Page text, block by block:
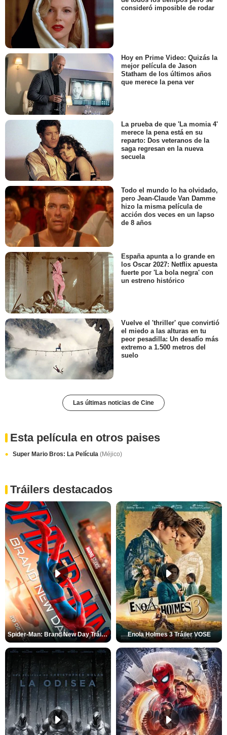
consideró imposible de rodar
Hoy en Prime Video: Quizás la
mejor película de Jason
Statham de los últimos años
que merece la pena ver
La prueba de que 'La momia 4'
merece la pena está en su
reparto: Dos veteranos de la
saga regresan en la nueva
secuela
Todo el mundo lo ha olvidado,
pero Jean-Claude Van Damme
hizo la misma película de
acción dos veces en un lapso
de 8 años
España apunta a lo grande en
los Oscar 2027: Netflix apuesta
fuerte por 'La bola negra' con
un estreno histórico
Vuelve el 'thriller' que convirtió
el miedo a las alturas en tu
peor pesadilla: Un desafío más
extremo a 1.500 metros del
suelo
Las últimas noticias de Cine
Esta película en otros paises
Super Mario Bros: La Película (Méjico)
Tráilers destacados
Spider-Man: Brand New Day Tráiler (3) Enola Holmes 3 Tráiler VOSE